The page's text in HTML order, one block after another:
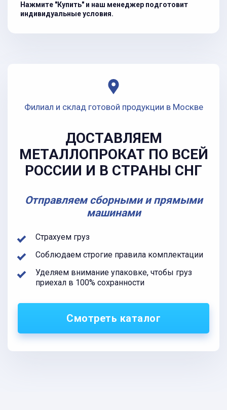
Нажмите "Купить" и наш менеджер подготовит
индивидуальные условия.
Филиал и склад готовой продукции в Москве
ДОСТАВЛЯЕМ
МЕТАЛЛОПРОКАТ ПО ВСЕЙ
РОССИИ И В СТРАНЫ СНГ
Отправляем сборными и прямыми
машинами
Страхуем груз
Соблюдаем строгие правила комплектации
Уделяем внимание упаковке, чтобы груз
приехал в 100% сохранности
Смотреть каталог